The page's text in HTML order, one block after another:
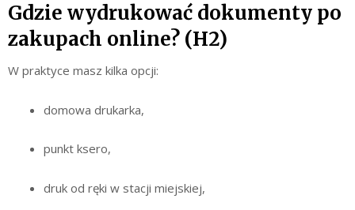
Gdzie wydrukować dokumenty po
zakupach online? (H2)
W praktyce masz kilka opcji:
domowa drukarka,
punkt ksero,
druk od ręki w stacji miejskiej,